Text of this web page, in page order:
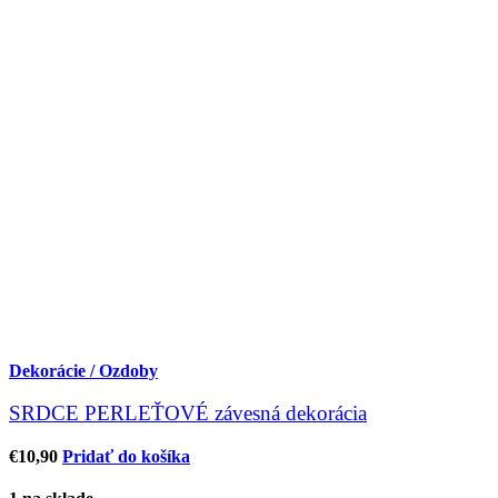
Dekorácie / Ozdoby
SRDCE PERLEŤOVÉ závesná dekorácia
€10,90 Pridať do košíka